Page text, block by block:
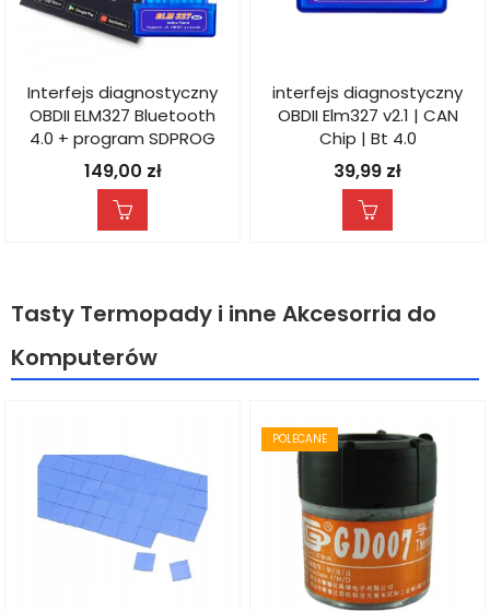
Interfejs diagnostyczny
OBDII ELM327 Bluetooth
4.0 + program SDPROG
149,00 zł
interfejs diagnostyczny
OBDII Elm327 v2.1 | CAN
Chip | Bt 4.0
39,99 zł
Tasty Termopady i inne Akcesorria do
Komputerów
POLECANE